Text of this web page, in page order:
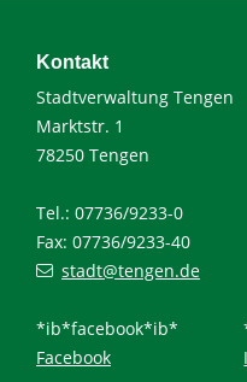
Kontakt
Stadtverwaltung Tengen
Marktstr. 1
78250 Tengen
Tel.: 07736/9233-0
Fax: 07736/9233-40
stadt@tengen.de
*ib*facebook*ib*
Facebook